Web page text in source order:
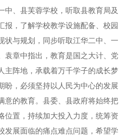
中、县芙蓉学校，听取县教育局及
报，了解学校教学设施配备、校园
状与规划，同步听取江华二中、一
袁章中指出，教育是国之大计、党
主阵地，承载着万千学子的成长梦
盼，必须坚持以人民为中心的发展
意的教育。县委、县政府将始终把
位置，持续加大投入力度，统筹资
发展面临的痛点难点问题，希望学